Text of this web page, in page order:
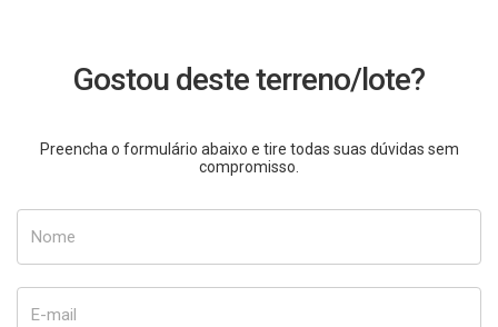
Gostou deste terreno/lote?
Preencha o formulário abaixo e tire todas suas dúvidas sem
compromisso.